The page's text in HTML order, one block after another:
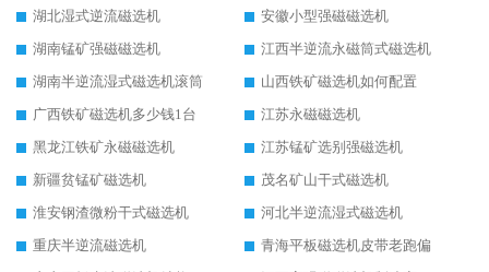
湖北湿式逆流磁选机
安徽小型强磁磁选机
湖南锰矿强磁磁选机
江西半逆流永磁筒式磁选机
湖南半逆流湿式磁选机滚筒
山西铁矿磁选机如何配置
广西铁矿磁选机多少钱1台
江苏永磁磁选机
黑龙江铁矿永磁磁选机
江苏锰矿选别强磁选机
新疆贫锰矿磁选机
茂名矿山干式磁选机
淮安钢渣微粉干式磁选机
河北半逆流湿式磁选机
重庆半逆流磁选机
青海平板磁选机皮带老跑偏